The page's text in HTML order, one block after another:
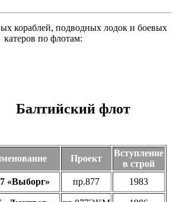
кораблей, подводных лодок и боевых
катеров по флотам:
Балтийский флот
Проект
Вступление
в строй
«Выборг» пр.877 1983